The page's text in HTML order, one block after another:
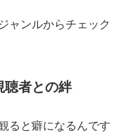
ャンルからチェック
聴者との絆
ると癖になるんです